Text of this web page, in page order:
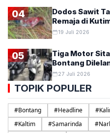
04
Dodos Sawit
Remaja di
19 Juli 2026
05
Tiga Motor
Bontang
27 Juli 2026
TOPIK POPULER
#Bontang #Headline #
#Kaltim #Samarinda #